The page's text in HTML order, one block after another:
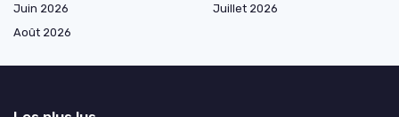
Juin 2026
Juillet 2026
Août 2026